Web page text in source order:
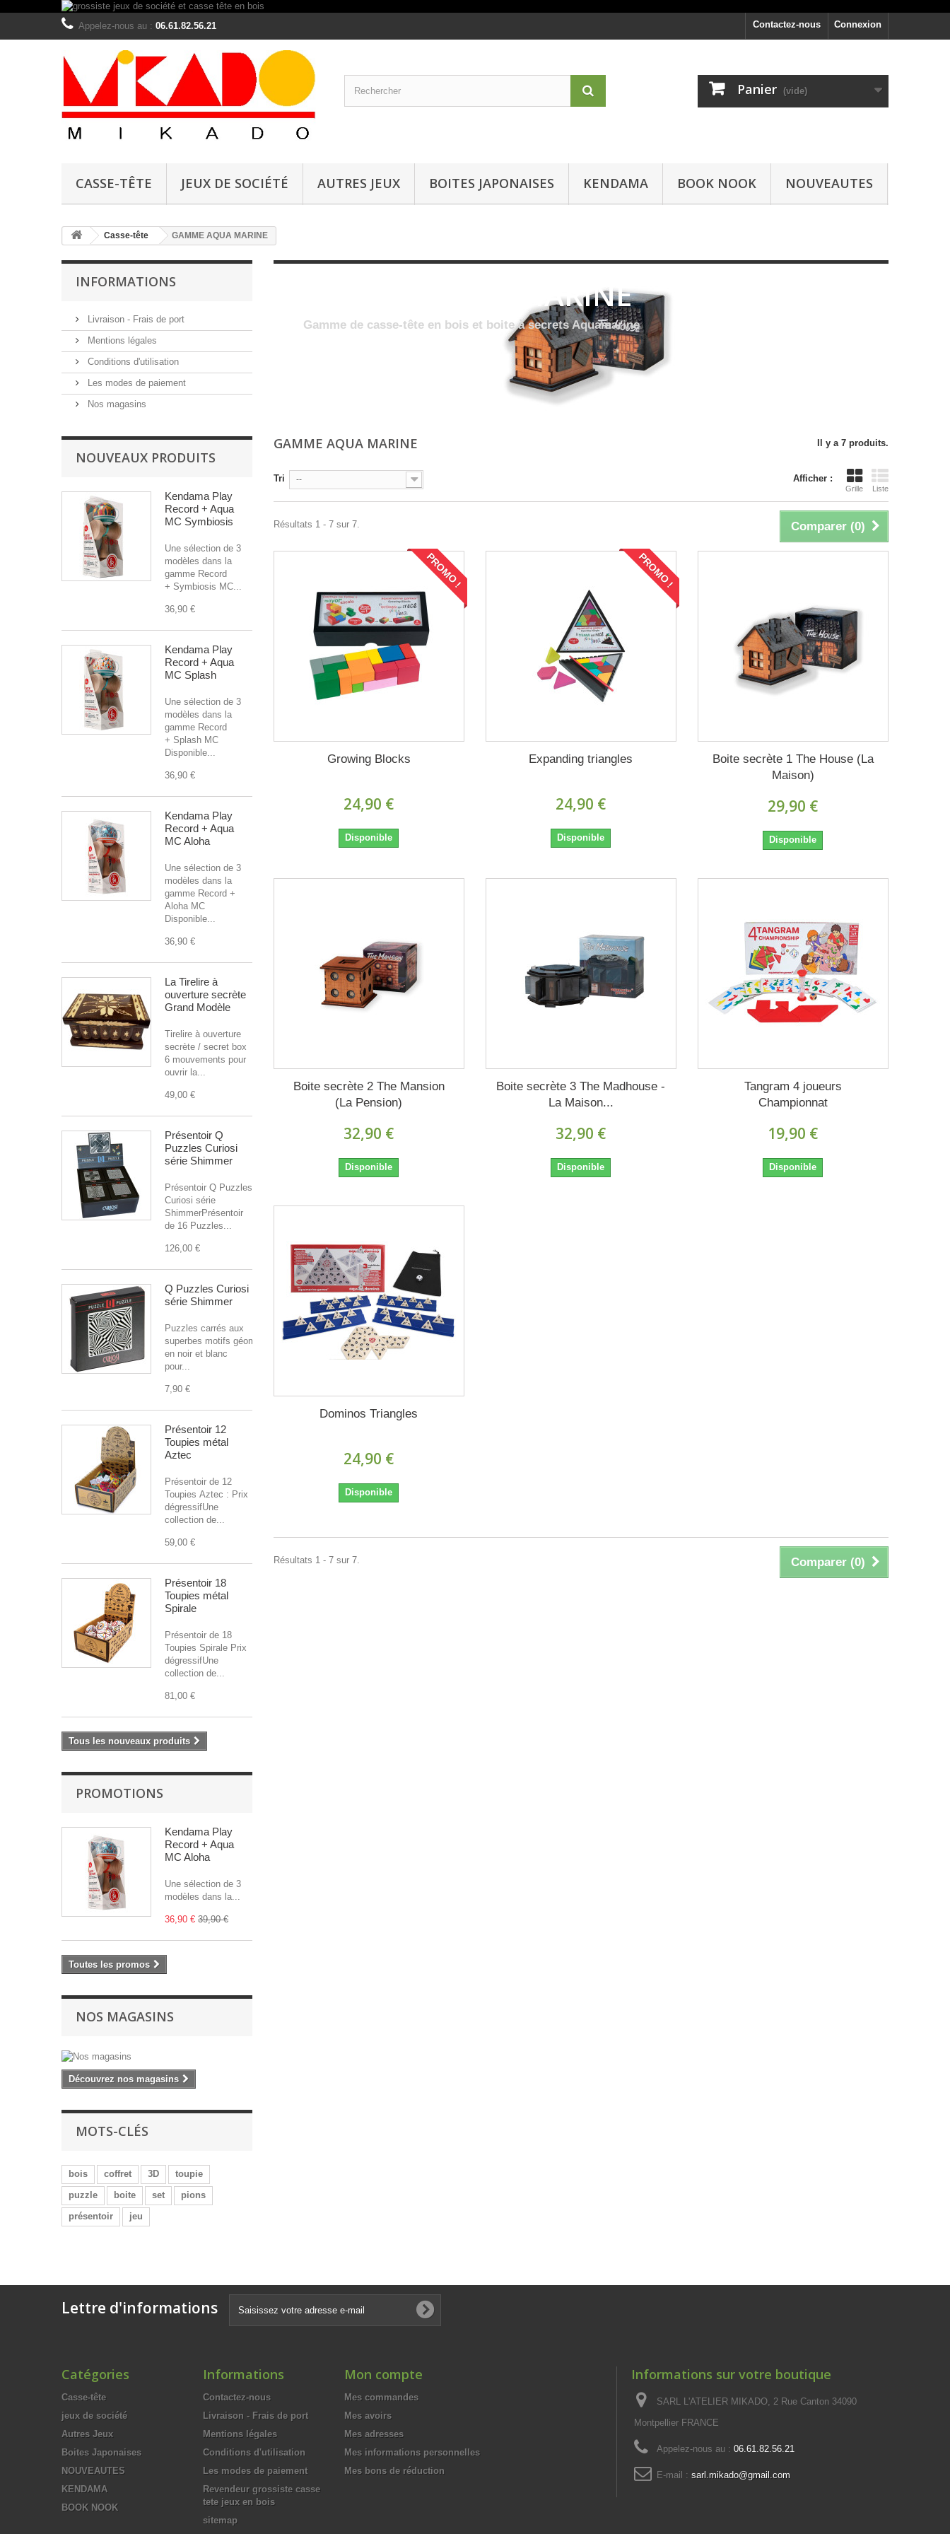
Connexion
Contactez-nous
Appelez-nous au : 06.61.82.56.21
Panier (vide)
CASSE-TÊTE JEUX DE SOCIÉTÉ AUTRES JEUX BOITES JAPONAISES KENDAMA BOOK NOOK NOUVEAUTES
Casse-tête GAMME AQUA MARINE
INFORMATIONS
Livraison - Frais de port
Mentions légales
Conditions d'utilisation
Les modes de paiement
Nos magasins
NOUVEAUX PRODUITS
Kendama Play
Record + Aqua
MC Symbiosis
Une sélection de 3
modèles dans la
gamme Record
+ Symbiosis MC...
36,90 €
Kendama Play
Record + Aqua
MC Splash
Une sélection de 3
modèles dans la
gamme Record
+ Splash MC
Disponible...
36,90 €
Kendama Play
Record + Aqua
MC Aloha
Une sélection de 3
modèles dans la
gamme Record +
Aloha MC
Disponible...
36,90 €
La Tirelire à
ouverture secrète
Grand Modèle
Tirelire à ouverture
secrète / secret box
6 mouvements pour
ouvrir la...
49,00 €
Présentoir Q
Puzzles Curiosi
série Shimmer
Présentoir Q Puzzles
Curiosi série
ShimmerPrésentoir
de 16 Puzzles...
126,00 €
Q Puzzles Curiosi
série Shimmer
Puzzles carrés aux
superbes motifs géométriques
en noir et blanc
pour...
7,90 €
Présentoir 12
Toupies métal
Aztec
Présentoir de 12
Toupies Aztec : Prix
dégressifUne
collection de...
59,00 €
Présentoir 18
Toupies métal
Spirale
Présentoir de 18
Toupies Spirale Prix
dégressifUne
collection de...
81,00 €
Tous les nouveaux produits
PROMOTIONS
Kendama Play
Record + Aqua
MC Aloha
Une sélection de 3
modèles dans la...
36,90 € 39,90 €
Toutes les promos
NOS MAGASINS
Découvrez nos magasins
MOTS-CLÉS
bois coffret 3D
toupie
puzzle
boite set
pions
présentoir
jeu
GAMME AQUA MARINE
Gamme de casse-tête en bois et boite à secrets Aquamarine
GAMME AQUA MARINE Il y a 7 produits.
Afficher :
Grille Liste
Tri --
Comparer (0)
Résultats 1 - 7 sur 7.
PROMO !
Growing Blocks
24,90 €
Disponible
PROMO !
Expanding triangles
24,90 €
Disponible
Boite secrète 1 The House (La
Maison)
29,90 €
Disponible
Boite secrète 2 The Mansion
(La Pension)
32,90 €
Disponible
Boite secrète 3 The Madhouse -
La Maison...
32,90 €
Disponible
Tangram 4 joueurs
Championnat
19,90 €
Disponible
Dominos Triangles
24,90 €
Disponible
Comparer (0)
Résultats 1 - 7 sur 7.
Lettre d'informations
Catégories
Casse-tête
jeux de société
Autres Jeux
Boites Japonaises
NOUVEAUTES
KENDAMA
BOOK NOOK
Informations
Contactez-nous
Livraison - Frais de port
Mentions légales
Conditions d'utilisation
Les modes de paiement
Revendeur grossiste casse
tete jeux en bois
sitemap
Mon compte
Mes commandes
Mes avoirs
Mes adresses
Mes informations personnelles
Mes bons de réduction
Informations sur votre boutique
SARL L'ATELIER MIKADO, 2 Rue Canton 34090
Montpellier FRANCE
Appelez-nous au : 06.61.82.56.21
E-mail : sarl.mikado@gmail.com